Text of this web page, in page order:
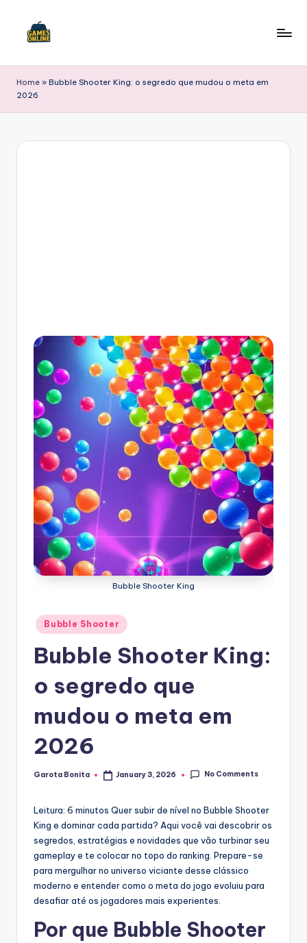
B
Home » Bubble Shooter King: o segredo que mudou o meta em
2026
Bubble Shooter King
Posted
in
Bubble Shooter
Bubble Shooter King:
o segredo que
mudou o meta em
2026
Posted
Garota Bonita January 3, 2026 No Comments
Leitura: 6 minutos Quer subir de nível no Bubble Shooter
King e dominar cada partida? Aqui você vai descobrir os
segredos, estratégias e novidades que vão turbinar seu
gameplay e te colocar no topo do ranking. Prepare-se
para mergulhar no universo viciante desse clássico
moderno e entender como o meta do jogo evoluiu para
desafiar até os jogadores mais experientes.
Por que Bubble Shooter